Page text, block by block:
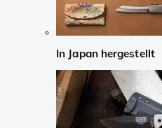
In Japan hergestellt